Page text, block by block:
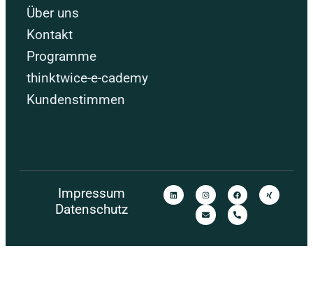
Über uns
Kontakt
Programme
thinktwice-e-cademy
Kundenstimmen
Impressum
Datenschutz